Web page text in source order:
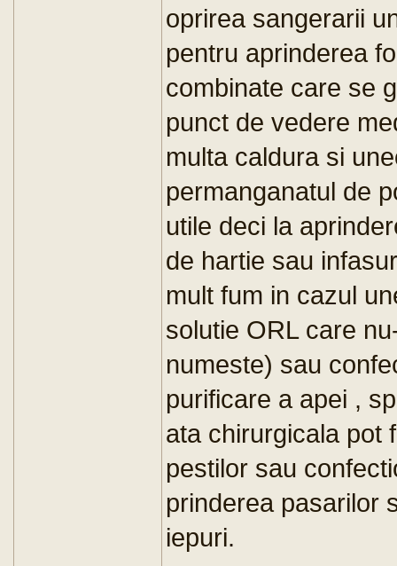
oprirea sangerarii
pentru aprinderea
combinate care se
punct de vedere
multa caldura si
permanganatul de
utile deci la
de hartie sau
mult fum in cazul
solutie ORL care
numeste) sau
purificare a apei ,
ata chirurgicala pot
pestilor sau
prinderea pasarilor
iepuri.